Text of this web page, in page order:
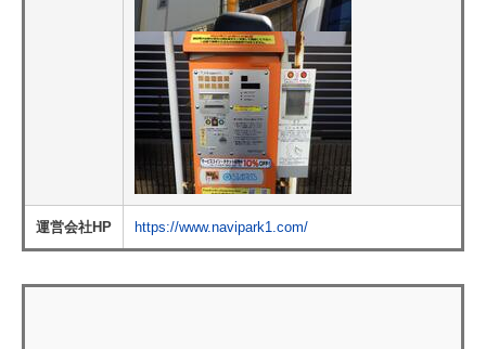
運営会社HP https://www.navipark1.com/